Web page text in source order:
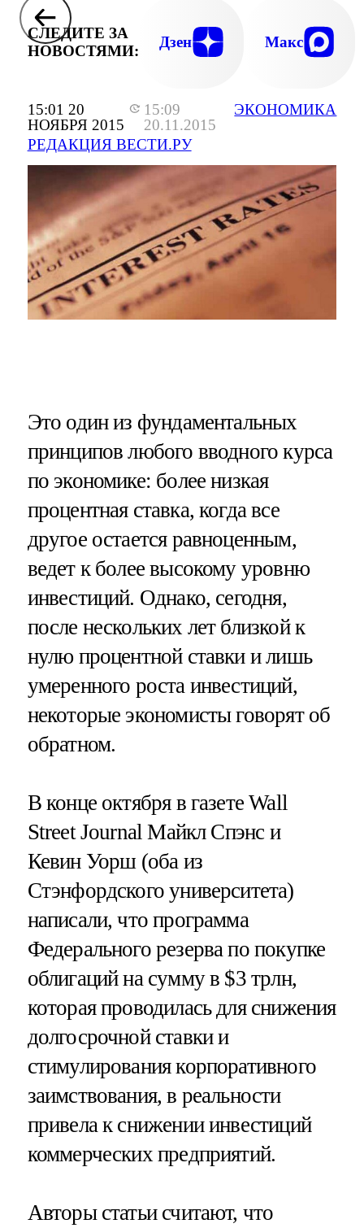
15:01 20
НОЯБРЯ 2015
15:09
20.11.2015
РЕДАКЦИЯ ВЕСТИ.РУ
ЭКОНОМИКА
СЛЕДИТЕ ЗА
НОВОСТЯМИ:
Дзен Макс
Это один из фундаментальных
принципов любого вводного курса
по экономике: более низкая
процентная ставка, когда все
другое остается равноценным,
ведет к более высокому уровню
инвестиций. Однако, сегодня,
после нескольких лет близкой к
нулю процентной ставки и лишь
умеренного роста инвестиций,
некоторые экономисты говорят об
обратном.
В конце октября в газете Wall
Street Journal Майкл Спэнс и
Кевин Уорш (оба из
Стэнфордского университета)
написали, что программа
Федерального резерва по покупке
облигаций на сумму в $3 трлн,
которая проводилась для снижения
долгосрочной ставки и
стимулирования корпоративного
заимствования, в реальности
привела к снижении инвестиций
коммерческих предприятий.
Авторы статьи считают, что